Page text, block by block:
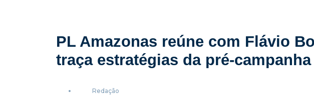
PL Amazonas reúne com Flávio
traça estratégias da pré-
Redação